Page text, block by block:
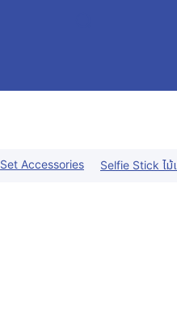
Set Accessories Selfie Stick ไม้